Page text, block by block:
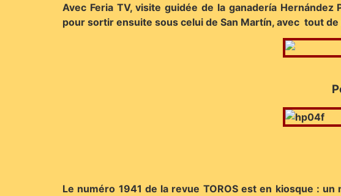
Avec Feria TV, visite guidée de la ganadería
pour sortir ensuite sous celui de San Martín, avec tout
Le numéro 1941 de la revue TOROS est en kiosque :